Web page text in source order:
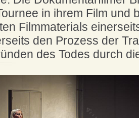
in ihrem Film und
Filmmaterials
den Prozess der
des Todes durch